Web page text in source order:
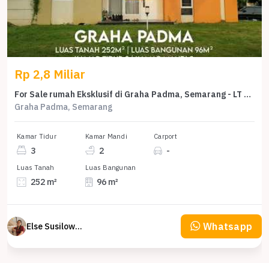
Rp 2,8 Miliar
For Sale rumah Eksklusif di Graha Padma, Semarang - LT 252m²
Graha Padma, Semarang
Kamar Tidur
3
Kamar Mandi
2
Carport
-
Luas Tanah
252 m²
Luas Bangunan
96 m²
Else Susilowaty Whatsapp